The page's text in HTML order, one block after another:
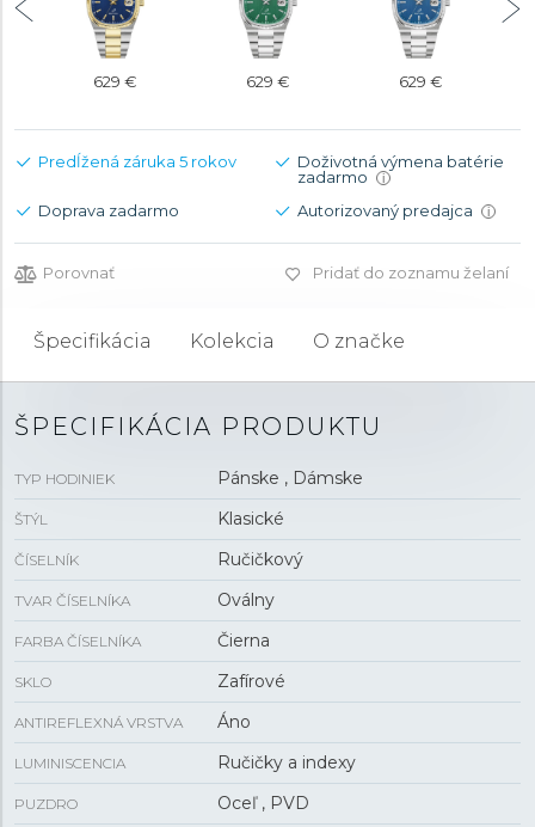
629 € 629 € 629 €
Predĺžená záruka 5 rokov
Doživotná výmena batérie
zadarmo
i
Doprava zadarmo Autorizovaný predajca i
Porovnať Pridať do zoznamu želaní
Špecifikácia Kolekcia O značke
ŠPECIFIKÁCIA PRODUKTU
TYP HODINIEK Pánske , Dámske
ŠTÝL Klasické
ČÍSELNÍK Ručičkový
TVAR ČÍSELNÍKA Oválny
FARBA ČÍSELNÍKA Čierna
SKLO Zafírové
ANTIREFLEXNÁ VRSTVA Áno
LUMINISCENCIA Ručičky a indexy
PUZDRO Oceľ , PVD